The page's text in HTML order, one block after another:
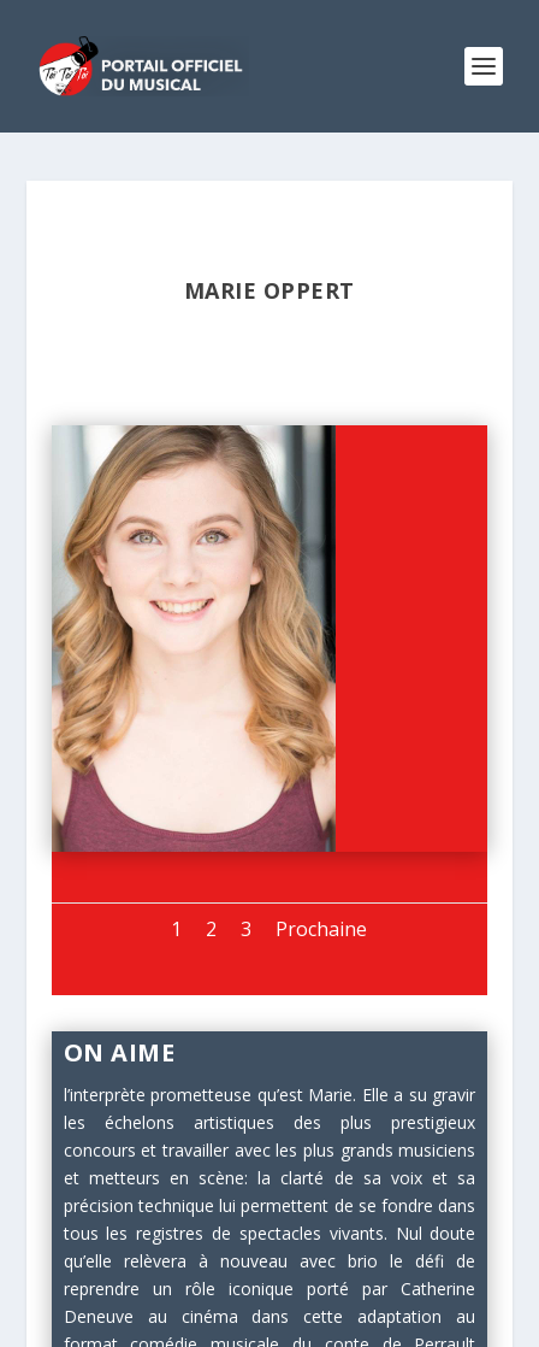
MARIE OPPERT
1 2 3 Prochaine
ON AIME
l’interprète prometteuse qu’est Marie. Elle a su gravir
les échelons artistiques des plus prestigieux
concours et travailler avec les plus grands musiciens
et metteurs en scène: la clarté de sa voix et sa
précision technique lui permettent de se fondre dans
tous les registres de spectacles vivants. Nul doute
qu’elle relèvera à nouveau avec brio le défi de
reprendre un rôle iconique porté par Catherine
Deneuve au cinéma dans cette adaptation au